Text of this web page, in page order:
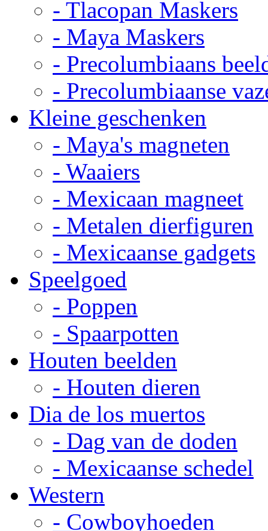
- Tlacopan Maskers
- Maya Maskers
- Precolumbiaans
- Precolumbiaanse
Kleine geschenken
- Maya's magneten
- Waaiers
- Mexicaan magneet
- Metalen dierfiguren
- Mexicaanse gadgets
Speelgoed
- Poppen
- Spaarpotten
Houten beelden
- Houten dieren
Dia de los muertos
- Dag van de doden
- Mexicaanse schedel
Western
- Cowboyhoeden